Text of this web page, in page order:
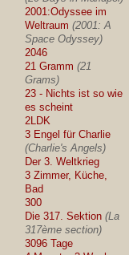
2001:Odyssee im
Weltraum (2001: A
Space Odyssey)
2046
21 Gramm (21
Grams)
23 - Nichts ist so wie
es scheint
2LDK
3 Engel für Charlie
(Charlie's Angels)
Der 3. Weltkrieg
3 Zimmer, Küche,
Bad
300
Die 317. Sektion (La
317ème section)
3096 Tage